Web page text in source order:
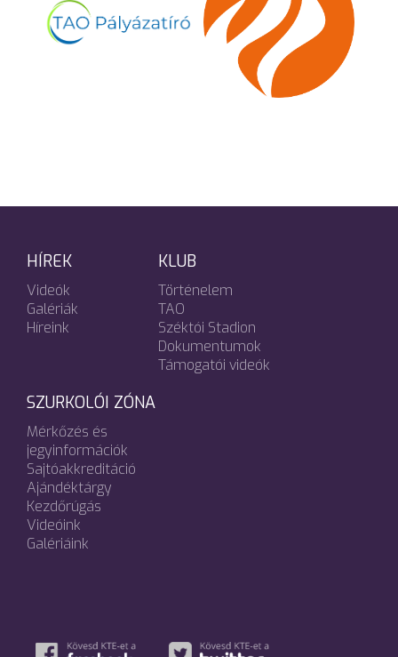
HÍREK
Videók
Galériák
Híreink
KLUB
Történelem
TAO
Széktói Stadion
Dokumentumok
Támogatói videók
SZURKOLÓI ZÓNA
Mérkőzés és
jegyinformációk
Sajtóakkreditáció
Ajándéktárgy
Kezdőrúgás
Videóink
Galériáink